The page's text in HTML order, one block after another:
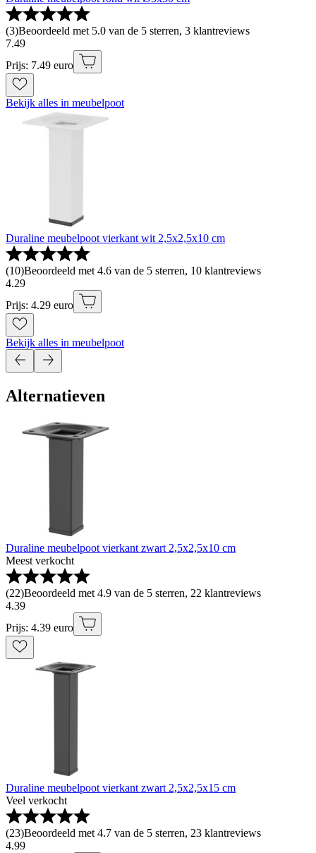
(3)Beoordeeld met 5.0 van de 5 sterren, 3 klantreviews
7.49
Prijs: 7.49 euro
Bekijk alles in meubelpoot
Duraline meubelpoot vierkant wit 2,5x2,5x10 cm
(10)Beoordeeld met 4.6 van de 5 sterren, 10 klantreviews
4.29
Prijs: 4.29 euro
Bekijk alles in meubelpoot
Alternatieven
Duraline meubelpoot vierkant zwart 2,5x2,5x10 cm
Meest verkocht
(22)Beoordeeld met 4.9 van de 5 sterren, 22 klantreviews
4.39
Prijs: 4.39 euro
Duraline meubelpoot vierkant zwart 2,5x2,5x15 cm
Veel verkocht
(23)Beoordeeld met 4.7 van de 5 sterren, 23 klantreviews
4.99